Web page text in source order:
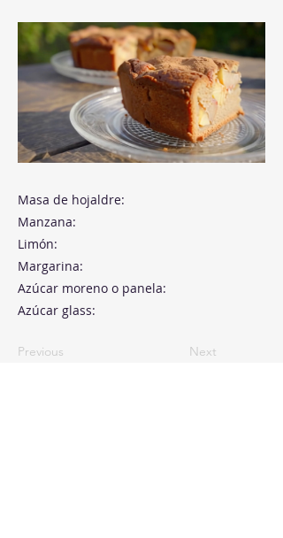
Masa de hojaldre:
Manzana:
Limón:
Margarina:
Azúcar moreno o panela:
Azúcar glass:
Previous Next